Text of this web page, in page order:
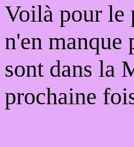
Voilà pour le
n'en manque
sont dans la
prochaine